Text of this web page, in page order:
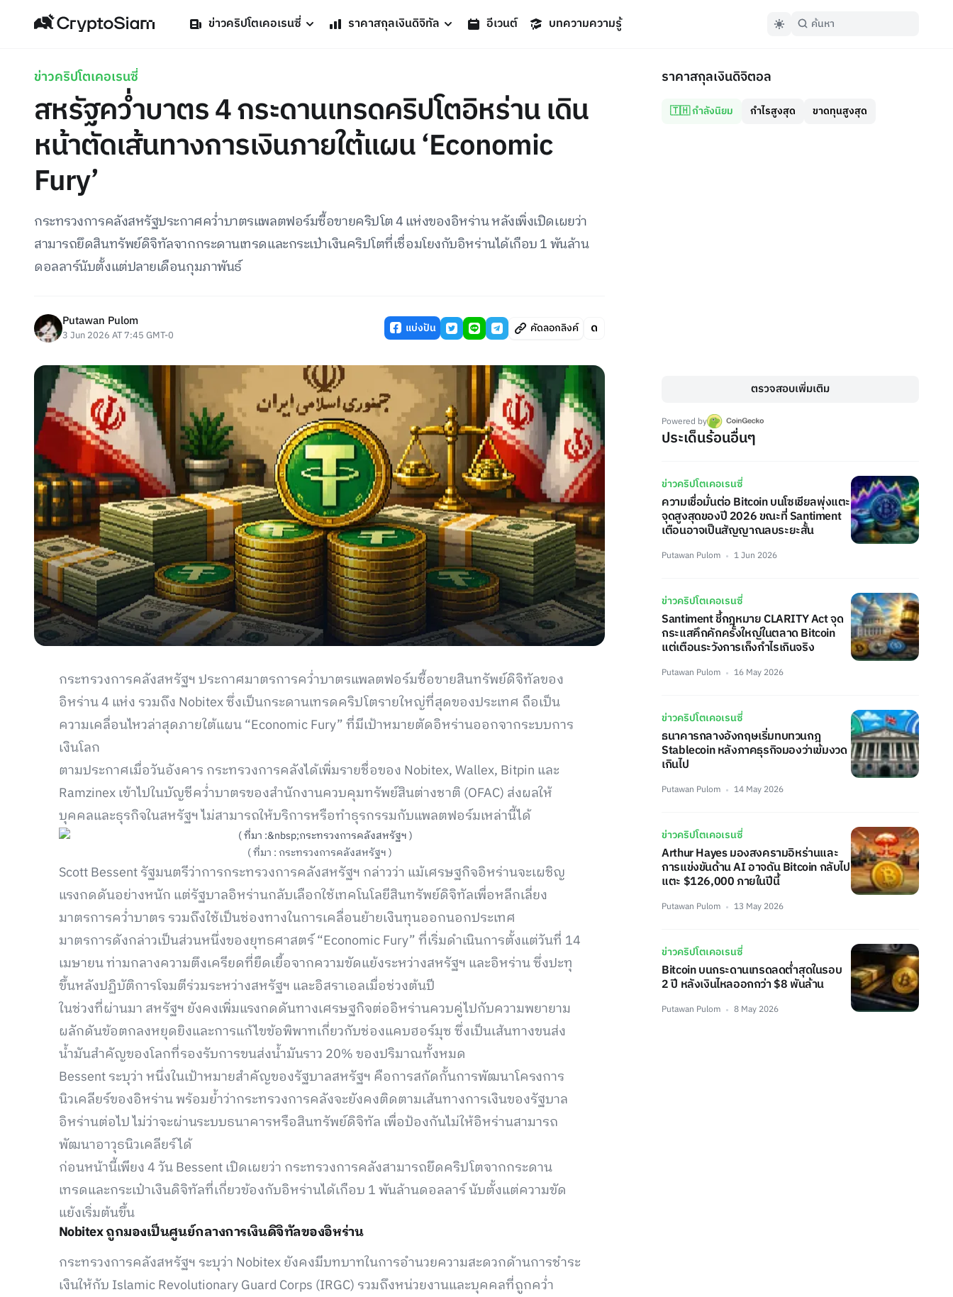
ข่าวคริปโตเคอเรนซี่ ราคาสกุลเงินดิจิทัล อีเวนต์ บทความความรู้
ข่าวคริปโตเคอเรนซี่
สหรัฐคว่ำบาตร 4 กระดานเทรดคริปโตอิหร่าน เดิน
หน้าตัดเส้นทางการเงินภายใต้แผน ‘Economic
Fury’
กระทรวงการคลังสหรัฐประกาศคว่ำบาตรแพลตฟอร์มซื้อขายคริปโต 4 แห่งของอิหร่าน หลังเพิ่งเปิดเผยว่า
สามารถยึดสินทรัพย์ดิจิทัลจากกระดานเทรดและกระเป๋าเงินคริปโตที่เชื่อมโยงกับอิหร่านได้เกือบ 1 พันล้าน
ดอลลาร์นับตั้งแต่ปลายเดือนกุมภาพันธ์
Putawan Pulom
3 Jun 2026 AT 7:45 GMT-0 แบ่งปัน คัดลอกลิงค์
กระทรวงการคลังสหรัฐฯ ประกาศมาตรการคว่ำบาตรแพลตฟอร์มซื้อขายสินทรัพย์ดิจิทัลของ
อิหร่าน 4 แห่ง รวมถึง Nobitex ซึ่งเป็นกระดานเทรดคริปโตรายใหญ่ที่สุดของประเทศ ถือเป็น
ความเคลื่อนไหวล่าสุดภายใต้แผน “Economic Fury” ที่มีเป้าหมายตัดอิหร่านออกจากระบบการ
เงินโลก
ตามประกาศเมื่อวันอังคาร กระทรวงการคลังได้เพิ่มรายชื่อของ Nobitex, Wallex, Bitpin และ
Ramzinex เข้าไปในบัญชีคว่ำบาตรของสำนักงานควบคุมทรัพย์สินต่างชาติ (OFAC) ส่งผลให้
บุคคลและธุรกิจในสหรัฐฯ ไม่สามารถให้บริการหรือทำธุรกรรมกับแพลตฟอร์มเหล่านี้ได้
( ที่มา : กระทรวงการคลังสหรัฐฯ )
Scott Bessent รัฐมนตรีว่าการกระทรวงการคลังสหรัฐฯ กล่าวว่า แม้เศรษฐกิจอิหร่านจะเผชิญ
แรงกดดันอย่างหนัก แต่รัฐบาลอิหร่านกลับเลือกใช้เทคโนโลยีสินทรัพย์ดิจิทัลเพื่อหลีกเลี่ยง
มาตรการคว่ำบาตร รวมถึงใช้เป็นช่องทางในการเคลื่อนย้ายเงินทุนออกนอกประเทศ
มาตรการดังกล่าวเป็นส่วนหนึ่งของยุทธศาสตร์ “Economic Fury” ที่เริ่มดำเนินการตั้งแต่วันที่ 14
เมษายน ท่ามกลางความตึงเครียดที่ยืดเยื้อจากความขัดแย้งระหว่างสหรัฐฯ และอิหร่าน ซึ่งปะทุ
ขึ้นหลังปฏิบัติการโจมตีร่วมระหว่างสหรัฐฯ และอิสราเอลเมื่อช่วงต้นปี
ในช่วงที่ผ่านมา สหรัฐฯ ยังคงเพิ่มแรงกดดันทางเศรษฐกิจต่ออิหร่านควบคู่ไปกับความพยายาม
ผลักดันข้อตกลงหยุดยิงและการแก้ไขข้อพิพาทเกี่ยวกับช่องแคบฮอร์มุซ ซึ่งเป็นเส้นทางขนส่ง
น้ำมันสำคัญของโลกที่รองรับการขนส่งน้ำมันราว 20% ของปริมาณทั้งหมด
Bessent ระบุว่า หนึ่งในเป้าหมายสำคัญของรัฐบาลสหรัฐฯ คือการสกัดกั้นการพัฒนาโครงการ
นิวเคลียร์ของอิหร่าน พร้อมย้ำว่ากระทรวงการคลังจะยังคงติดตามเส้นทางการเงินของรัฐบาล
อิหร่านต่อไป ไม่ว่าจะผ่านระบบธนาคารหรือสินทรัพย์ดิจิทัล เพื่อป้องกันไม่ให้อิหร่านสามารถ
พัฒนาอาวุธนิวเคลียร์ได้
ก่อนหน้านี้เพียง 4 วัน Bessent เปิดเผยว่า กระทรวงการคลังสามารถยึดคริปโตจากกระดาน
เทรดและกระเป๋าเงินดิจิทัลที่เกี่ยวข้องกับอิหร่านได้เกือบ 1 พันล้านดอลลาร์ นับตั้งแต่ความขัด
แย้งเริ่มต้นขึ้น
Nobitex ถูกมองเป็นศูนย์กลางการเงินดิจิทัลของอิหร่าน
กระทรวงการคลังสหรัฐฯ ระบุว่า Nobitex ยังคงมีบทบาทในการอำนวยความสะดวกด้านการชำระ
เงินให้กับ Islamic Revolutionary Guard Corps (IRGC) รวมถึงหน่วยงานและบุคคลที่ถูกคว่ำ
ราคาสกุลเงินดิจิตอล
🇹🇭 กำลังนิยม กำไรสูงสุด ขาดทุนสูงสุด
ตรวจสอบเพิ่มเติม
Powered by
ประเด็นร้อนอื่นๆ
ข่าวคริปโตเคอเรนซี่
ความเชื่อมั่นต่อ Bitcoin บนโซเชียลพุ่งแตะ
จุดสูงสุดของปี 2026 ขณะที่ Santiment
เตือนอาจเป็นสัญญาณลบระยะสั้น
Putawan Pulom 1 Jun 2026
ข่าวคริปโตเคอเรนซี่
Santiment ชี้กฎหมาย CLARITY Act จุด
กระแสคึกคักครั้งใหญ่ในตลาด Bitcoin
แต่เตือนระวังการเก็งกำไรเกินจริง
Putawan Pulom 16 May 2026
ข่าวคริปโตเคอเรนซี่
ธนาคารกลางอังกฤษเริ่มทบทวนกฎ
Stablecoin หลังภาคธุรกิจมองว่าเข้มงวด
เกินไป
Putawan Pulom 14 May 2026
ข่าวคริปโตเคอเรนซี่
Arthur Hayes มองสงครามอิหร่านและ
การแข่งขันด้าน AI อาจดัน Bitcoin กลับไป
แตะ $126,000 ภายในปีนี้
Putawan Pulom 13 May 2026
ข่าวคริปโตเคอเรนซี่
Bitcoin บนกระดานเทรดลดต่ำสุดในรอบ
2 ปี หลังเงินไหลออกกว่า $8 พันล้าน
Putawan Pulom 8 May 2026